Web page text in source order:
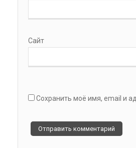
Сайт
Сохранить моё имя, email и